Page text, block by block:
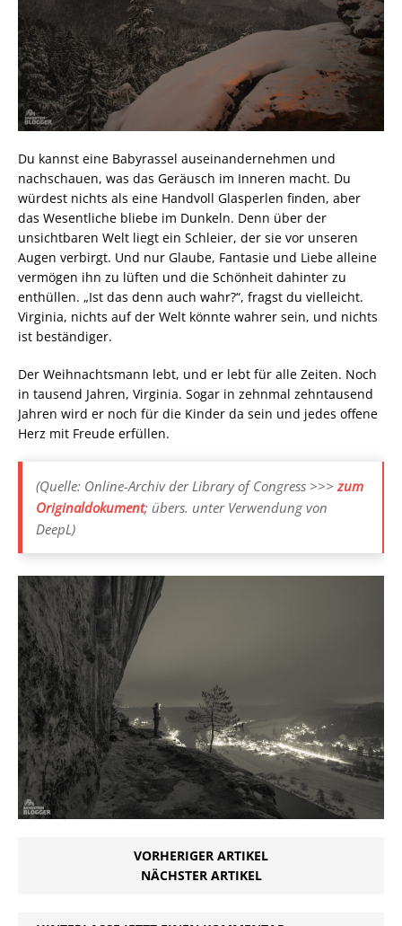
Du kannst eine Babyrassel auseinandernehmen und
nachschauen, was das Geräusch im Inneren macht. Du
würdest nichts als eine Handvoll Glasperlen finden, aber
das Wesentliche bliebe im Dunkeln. Denn über der
unsichtbaren Welt liegt ein Schleier, der sie vor unseren
Augen verbirgt. Und nur Glaube, Fantasie und Liebe alleine
vermögen ihn zu lüften und die Schönheit dahinter zu
enthüllen. „Ist das denn auch wahr?“, fragst du vielleicht.
Virginia, nichts auf der Welt könnte wahrer sein, und nichts
ist beständiger.
Der Weihnachtsmann lebt, und er lebt für alle Zeiten. Noch
in tausend Jahren, Virginia. Sogar in zehnmal zehntausend
Jahren wird er noch für die Kinder da sein und jedes offene
Herz mit Freude erfüllen.
(Quelle: Online-Archiv der Library of Congress >>>zum
Originaldokument; übers. unter Verwendung von
DeepL)
VORHERIGER ARTIKEL
NÄCHSTER ARTIKEL